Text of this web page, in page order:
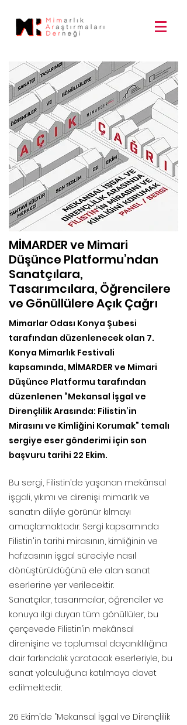
MİMARDER ve Mimari
Düşünce Platformu’ndan
Sanatçılara,
Tasarımcılara, Öğrencilere
ve Gönüllülere Açık Çağrı
Mimarlar Odası Konya Şubesi
tarafından düzenlenecek olan 7.
Konya Mimarlık Festivali
kapsamında, MİMARDER ve Mimari
Düşünce Platformu tarafından
düzenlenen “Mekansal İşgal ve
Dirençlilik Arasında: Filistin’in
Mirasını ve Kimliğini Korumak” temalı
sergiye eser gönderimi için son
başvuru tarihi 22 Ekim.
Bu sergi, Filistin’de yaşanan mekânsal
işgali, yıkımı ve direnişi mimarlık ve
sanatın diliyle görünür kılmayı
amaçlamaktadır. Sergi kapsamında
Filistin'in tarihi mirasının, kimliğinin ve
hafızasının işgal süreciyle nasıl
dönüştürüldüğünü ele alan sanat
eserlerine yer verilecektir.
Sanatçılar, tasarımcılar, öğrenciler ve
konuya ilgi duyan tüm gönüllüler, bu
çerçevede Filistin’in mekânsal
direnişine ve toplumsal dayanıklılığına
dair farkındalık yaratacak eserleriyle, bu
sanat yolculuğuna katılmaya davet
edilmektedir.
26 Ekim’de “Mekansal İşgal ve Dirençlilik